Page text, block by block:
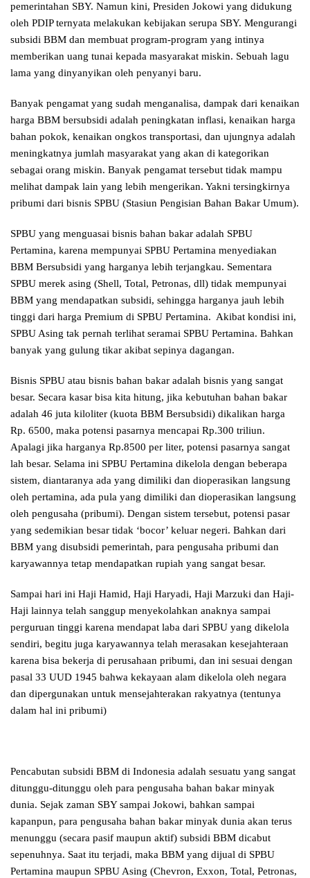
pemerintahan SBY. Namun kini, Presiden Jokowi yang didukung
oleh PDIP ternyata melakukan kebijakan serupa SBY. Mengurangi
subsidi BBM dan membuat program-program yang intinya
memberikan uang tunai kepada masyarakat miskin. Sebuah lagu
lama yang dinyanyikan oleh penyanyi baru.
Banyak pengamat yang sudah menganalisa, dampak dari kenaikan
harga BBM bersubsidi adalah peningkatan inflasi, kenaikan harga
bahan pokok, kenaikan ongkos transportasi, dan ujungnya adalah
meningkatnya jumlah masyarakat yang akan di kategorikan
sebagai orang miskin. Banyak pengamat tersebut tidak mampu
melihat dampak lain yang lebih mengerikan. Yakni tersingkirnya
pribumi dari bisnis SPBU (Stasiun Pengisian Bahan Bakar Umum).
SPBU yang menguasai bisnis bahan bakar adalah SPBU
Pertamina, karena mempunyai SPBU Pertamina menyediakan
BBM Bersubsidi yang harganya lebih terjangkau. Sementara
SPBU merek asing (Shell, Total, Petronas, dll) tidak mempunyai
BBM yang mendapatkan subsidi, sehingga harganya jauh lebih
tinggi dari harga Premium di SPBU Pertamina. Akibat kondisi ini,
SPBU Asing tak pernah terlihat seramai SPBU Pertamina. Bahkan
banyak yang gulung tikar akibat sepinya dagangan.
Bisnis SPBU atau bisnis bahan bakar adalah bisnis yang sangat
besar. Secara kasar bisa kita hitung, jika kebutuhan bahan bakar
adalah 46 juta kiloliter (kuota BBM Bersubsidi) dikalikan harga
Rp. 6500, maka potensi pasarnya mencapai Rp.300 triliun.
Apalagi jika harganya Rp.8500 per liter, potensi pasarnya sangat
lah besar. Selama ini SPBU Pertamina dikelola dengan beberapa
sistem, diantaranya ada yang dimiliki dan dioperasikan langsung
oleh pertamina, ada pula yang dimiliki dan dioperasikan langsung
oleh pengusaha (pribumi). Dengan sistem tersebut, potensi pasar
yang sedemikian besar tidak ‘bocor’ keluar negeri. Bahkan dari
BBM yang disubsidi pemerintah, para pengusaha pribumi dan
karyawannya tetap mendapatkan rupiah yang sangat besar.
Sampai hari ini Haji Hamid, Haji Haryadi, Haji Marzuki dan Haji-
Haji lainnya telah sanggup menyekolahkan anaknya sampai
perguruan tinggi karena mendapat laba dari SPBU yang dikelola
sendiri, begitu juga karyawannya telah merasakan kesejahteraan
karena bisa bekerja di perusahaan pribumi, dan ini sesuai dengan
pasal 33 UUD 1945 bahwa kekayaan alam dikelola oleh negara
dan dipergunakan untuk mensejahterakan rakyatnya (tentunya
dalam hal ini pribumi)
Pencabutan subsidi BBM di Indonesia adalah sesuatu yang sangat
ditunggu-ditunggu oleh para pengusaha bahan bakar minyak
dunia. Sejak zaman SBY sampai Jokowi, bahkan sampai
kapanpun, para pengusaha bahan bakar minyak dunia akan terus
menunggu (secara pasif maupun aktif) subsidi BBM dicabut
sepenuhnya. Saat itu terjadi, maka BBM yang dijual di SPBU
Pertamina maupun SPBU Asing (Chevron, Exxon, Total, Petronas,